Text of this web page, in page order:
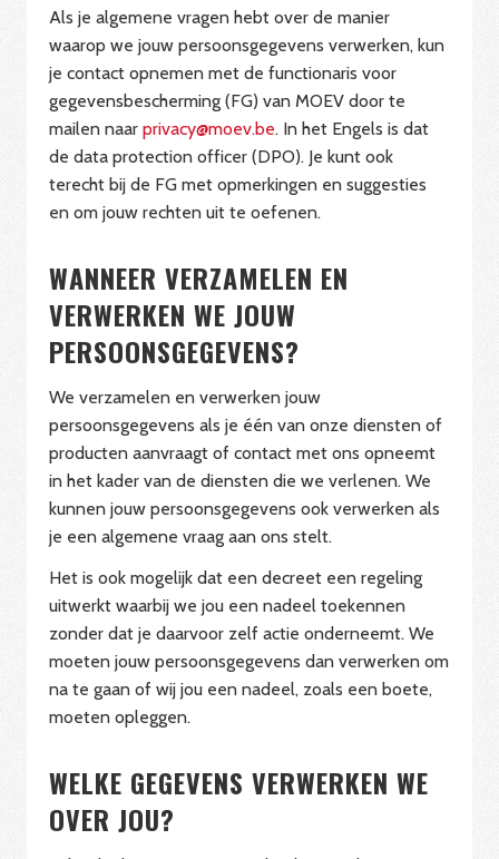
Als je algemene vragen hebt over de manier
waarop we jouw persoonsgegevens verwerken, kun
je contact opnemen met de functionaris voor
gegevensbescherming (FG) van MOEV door te
mailen naar privacy@moev.be. In het Engels is dat
de data protection officer (DPO). Je kunt ook
terecht bij de FG met opmerkingen en suggesties
en om jouw rechten uit te oefenen.
WANNEER VERZAMELEN EN
VERWERKEN WE JOUW
PERSOONSGEGEVENS?
We verzamelen en verwerken jouw
persoonsgegevens als je één van onze diensten of
producten aanvraagt of contact met ons opneemt
in het kader van de diensten die we verlenen. We
kunnen jouw persoonsgegevens ook verwerken als
je een algemene vraag aan ons stelt.
Het is ook mogelijk dat een decreet een regeling
uitwerkt waarbij we jou een nadeel toekennen
zonder dat je daarvoor zelf actie onderneemt. We
moeten jouw persoonsgegevens dan verwerken om
na te gaan of wij jou een nadeel, zoals een boete,
moeten opleggen.
WELKE GEGEVENS VERWERKEN WE
OVER JOU?